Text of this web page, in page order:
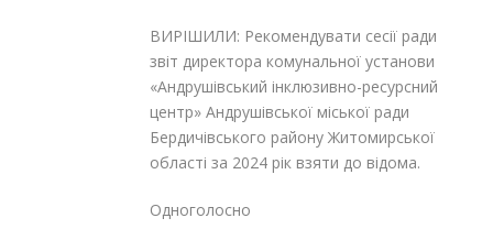
ВИРІШИЛИ: Рекомендувати сесії ради
звіт директора комунальної установи
«Андрушівський інклюзивно-ресурсний
центр» Андрушівської міської ради
Бердичівського району Житомирської
області за 2024 рік взяти до відома.
Одноголосно